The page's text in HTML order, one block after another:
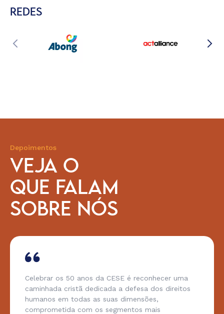
REDES
Depoimentos
VEJA O
QUE FALAM
SOBRE NÓS
Celebrar os 50 anos da CESE é reconhecer uma
caminhada cristã dedicada a defesa dos direitos
humanos em todas as suas dimensões,
comprometida com os segmentos mais